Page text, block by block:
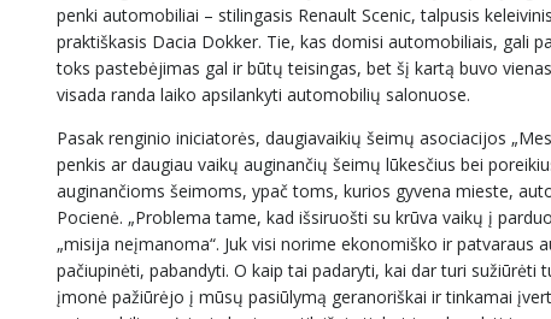
penki automobiliai – stilingasis Renault Scenic, talpusis
praktiškasis Dacia Dokker. Tie, kas domisi automobiliais, gali
toks pastebėjimas gal ir būtų teisingas, bet šį kartą buvo
visada randa laiko apsilankyti automobilių salonuose.
Pasak renginio iniciatorės, daugiavaikių šeimų asociacijos
penkis ar daugiau vaikų auginančių šeimų lūkesčius bei
auginančioms šeimoms, ypač toms, kurios gyvena mieste,
Pocienė. „Problema tame, kad išsiruošti su krūva vaikų į
„misija neįmanoma“. Juk visi norime ekonomiško ir
pačiupinėti, pabandyti. O kaip tai padaryti, kai dar turi sužiūrėti
įmonė pažiūrėjo į mūsų pasiūlymą geranoriškai ir tinkamai